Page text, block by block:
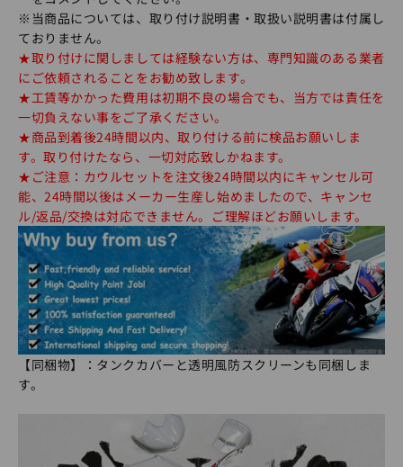
※当商品については、取り付け説明書・取扱い説明書は付属し
ておりません。
★取り付けに関しましては経験ない方は、専門知識のある業者
にご依頼されることをお勧め致します。
★工賃等かかった費用は初期不良の場合でも、当方では責任を
一切負えない事をご了承ください。
★商品到着後24時間以内、取り付ける前に検品お願いしま
す。取り付けたなら、一切対応致しかねます。
★ご注意：カウルセットを注文後24時間以内にキャンセル可
能、24時間以後はメーカー生産し始めましたので、キャンセ
ル/返品/交換は対応できません。ご理解ほどお願いします。
【同梱物】：タンクカバーと透明風防スクリーンも同梱しま
す。